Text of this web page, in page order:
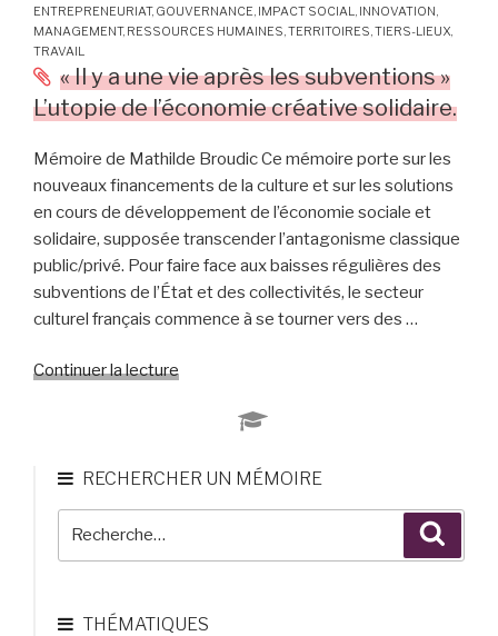
anglais
et
socialisme
belge
dans
consommation
ENTREPRENEURIAT, GOUVERNANCE, IMPACT SOCIAL, INNOVATION,
MANAGEMENT, RESSOURCES HUMAINES,TERRITOIRES,TIERS-LIEUX,
TRAVAIL
« Il y a une vie après les subventions »
L’utopie de l’économie créative solidaire.
Mémoire de Mathilde Broudic Ce mémoire porte sur les
nouveaux financements de la culture et sur les solutions
en cours de développement de l’économie sociale et
solidaire, supposée transcender l’antagonisme classique
public/privé. Pour faire face aux baisses régulières des
subventions de l’État et des collectivités, le secteur
culturel français commence à se tourner vers des …
Continuer la lecture
a
après
RECHERCHER UN MÉMOIRE
THÉMATIQUES